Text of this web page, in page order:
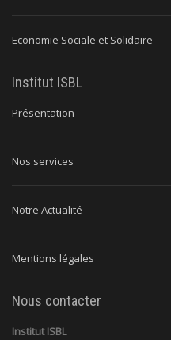
Economie Sociale et Solidaire
Institut ISBL
Présentation
Nos services
Notre Actualité
Mentions légales
Nous contacter
Institut ISBL